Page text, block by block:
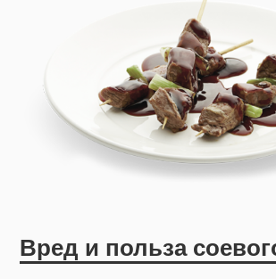
Вред и польза